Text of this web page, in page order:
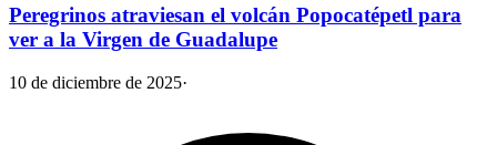
Peregrinos atraviesan el volcán Popocatépetl para
ver a la Virgen de Guadalupe
10 de diciembre de 2025·